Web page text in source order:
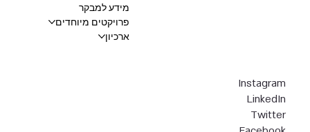
Instagram
LinkedIn
Twitter
מידע למבקר
פרויקטים מיוחדים
ארכיון